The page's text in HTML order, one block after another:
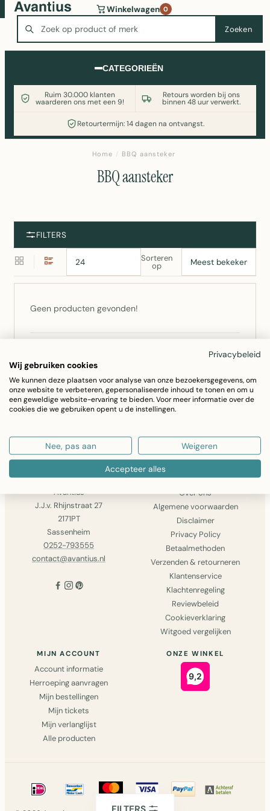
Zoeken
Winkelwagen 0
CATEGORIEËN
Ruim 30.000 klanten
waarderen ons met een 9!
Retours worden bij ons
binnen 48 uur verwerkt.
Retourtermijn: 14 dagen na ontvangst.
Wasmachine of koelkast nodig? Vergelijk alle prijzen op
Witgoedaanbod.nl
Home / BBQ aansteker
BBQ aansteker
FILTERS
Sorteren
op
Geen producten gevonden!
0252 –
793555ofstuur een bericht
op.
AVANTIUS
Avantius
J.J.v. Rhijnstraat 27
2171PT
Sassenheim
0252-793555
contact@avantius.nl
INFORMATIE
Over ons
Algemene voorwaarden
Disclaimer
Privacy Policy
Betaalmethoden
Verzenden & retourneren
Klantenservice
Klachtenregeling
Reviewbeleid
Cookieverklaring
Witgoed vergelijken
MIJN ACCOUNT
Account informatie
Herroeping aanvragen
Mijn bestellingen
Mijn tickets
Mijn verlanglijst
Alle producten
ONZE WINKEL
Privacybeleid
Wij gebruiken cookies
We kunnen deze plaatsen voor analyse van onze bezoekersgegevens, om
onze website te verbeteren, gepersonaliseerde inhoud te tonen en om u
een geweldige website-ervaring te bieden. Voor meer informatie over de
cookies die we gebruiken opent u de instellingen.
Nee, pas aan Weigeren
Accepteer alles